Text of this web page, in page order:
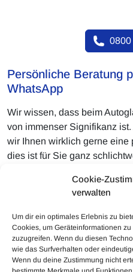
Cookie-
verwalten
Um dir ein optimales Erlebnis zu
Cookies, um Geräteinformationen
zuzugreifen. Wenn du diesen
wie das Surfverhalten oder
Wenn du deine Zustimmung nicht
0800
Persönliche Beratung
WhatsApp
Wir wissen, dass beim
von immenser Signifikanz
wir Ihnen wirklich gerne eine
dies ist für Sie ganz
Einsatztermin ausmachen
potenzieller Kunde unser
freuen uns auf Ihren Auftrag.